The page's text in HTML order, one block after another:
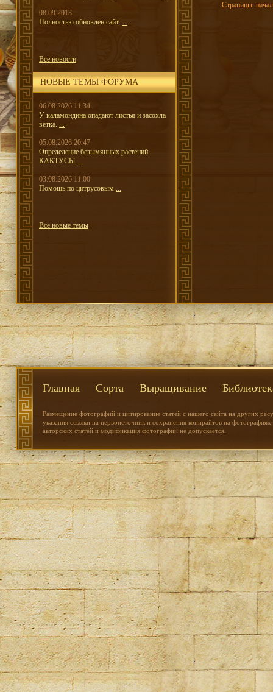
08.09.2013
Полностью обновлен сайт. ...
Все новости
НОВЫЕ ТЕМЫ ФОРУМА
06.08.2026 11:34
У каламондина опадают листья и засохла
ветка. ...
05.08.2026 20:47
Определение безымянных растений.
КАКТУСЫ ...
03.08.2026 11:00
Помощь по цитрусовым ...
Все новые темы
Страницы:
Главная Сорта Выращивание
Размещение фотографий и цитирование статей с нашего сайта на других
указания ссылки на первоисточник и сохранения копирайтов на
авторских статей и модификация фотографий не допускается.